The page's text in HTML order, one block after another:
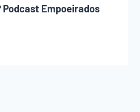
Empoeirados